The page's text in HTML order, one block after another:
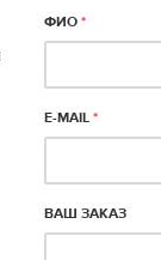
ФИО *
E-MAIL *
ВАШ ЗАКАЗ